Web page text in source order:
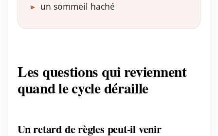
▸ un sommeil haché
Les questions qui reviennent
quand le cycle déraille
Un retard de règles peut-il venir